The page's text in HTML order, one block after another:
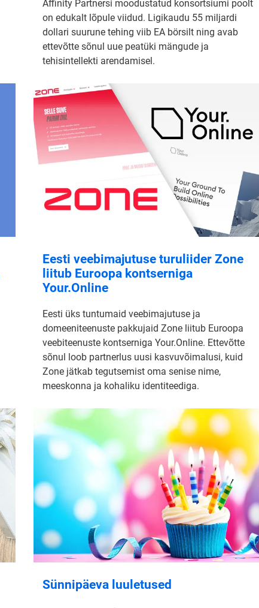
Affinity Partnersi moodustatud konsortsiumi poolt
on edukalt lõpule viidud. Ligikaudu 55 miljardi
dollari suurune tehing viib EA börsilt ning avab
ettevõtte sõnul uue peatüki mängude ja
tehisintellekti arendamisel.
Eesti veebimajutuse turuliider Zone
liitub Euroopa kontserniga
Your.Online
Eesti üks tuntumaid veebimajutuse ja
domeeniteenuste pakkujaid Zone liitub Euroopa
veebiteenuste kontserniga Your.Online. Ettevõtte
sõnul loob partnerlus uusi kasvuvõimalusi, kuid
Zone jätkab tegutsemist oma senise nime,
meeskonna ja kohaliku identiteediga.
Sünnipäeva luuletused